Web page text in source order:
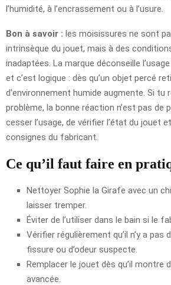
l’humidité, à l’encrassement ou à l’usure.
Bon à savoir : les moisissures ne sont
intrinsèque du jouet, mais à des
inadaptées. La marque déconseille
et c’est logique : dès qu’un objet percé
d’environnement humide augmente. Si tu
problème, la bonne réaction n’est pas de
cesser l’usage, de vérifier l’état du jouet
consignes du fabricant.
Ce qu’il faut faire en
Nettoyer Sophie la Girafe avec un
laisser tremper.
Éviter de l’utiliser dans le bain si le
Vérifier régulièrement qu’il n’y a pas
fissure ou d’odeur suspecte.
Remplacer le jouet dès qu’il montre
avancée.